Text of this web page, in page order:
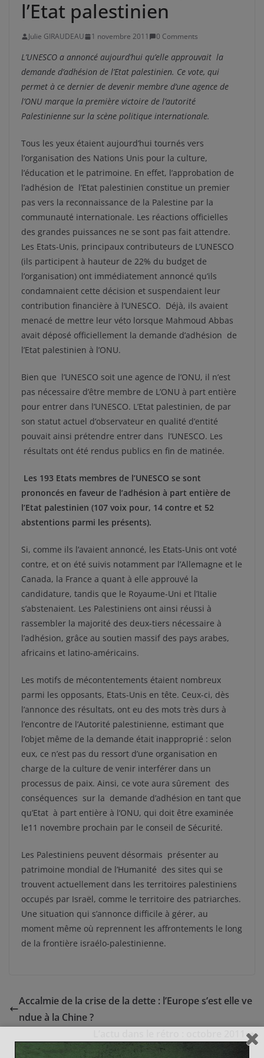
l’Etat palestinien
Julie GIRAUDEAU 1 novembre 2011 0 Comments
L’UNESCO a annoncé aujourd’hui qu’elle approuvait la
demande d’adhésion de l’Etat palestinien. Ce vote, qui
permet à ce dernier de devenir membre d’une agence de
l’ONU marque la première victoire de l’autorité
Palestinienne sur la scène politique internationale.
Tous les yeux étaient aujourd’hui tournés vers
l’organisation des Nations Unis pour la culture,
l’éducation et le patrimoine. En effet, l’approbation de
l’adhésion de l’Etat palestinien constitue un premier
pas vers la reconnaissance de la Palestine par la
communauté internationale. Les réactions officielles
des grandes puissances ne se sont pas fait attendre.
Les Etats-Unis, principaux contributeurs de L’UNESCO
(ils participent à hauteur de 22% du budget de
l’organisation) ont immédiatement annoncé qu’ils
condamnaient cette décision et suspendaient leur
contribution financière à l’UNESCO. Déjà, ils avaient
menacé de mettre leur véto lorsque Mahmoud Abbas
avait déposé officiellement la demande d’adhésion de
l’Etat palestinien à l’ONU.
Bien que l’UNESCO soit une agence de l’ONU, il n’est
pas nécessaire d’être membre de L’ONU à part entière
pour entrer dans l’UNESCO. L’Etat palestinien, de par
son statut actuel d’observateur en qualité d’entité
pouvait ainsi prétendre entrer dans l’UNESCO. Les
résultats ont été rendus publics en fin de matinée.
Les 193 Etats membres de l’UNESCO se sont
prononcés en faveur de l’adhésion à part entière de
l’Etat palestinien (107 voix pour, 14 contre et 52
abstentions parmi les présents).
Si, comme ils l’avaient annoncé, les Etats-Unis ont voté
contre, et on été suivis notamment par l’Allemagne et le
Canada, la France a quant à elle approuvé la
candidature, tandis que le Royaume-Uni et l’Italie
s’abstenaient. Les Palestiniens ont ainsi réussi à
rassembler la majorité des deux-tiers nécessaire à
l’adhésion, grâce au soutien massif des pays arabes,
africains et latino-américains.
Les motifs de mécontentements étaient nombreux
parmi les opposants, Etats-Unis en tête. Ceux-ci, dès
l’annonce des résultats, ont eu des mots très durs à
l’encontre de l’Autorité palestinienne, estimant que
l’objet même de la demande était inapproprié : selon
eux, ce n’est pas du ressort d’une organisation en
charge de la culture de venir interférer dans un
processus de paix. Ainsi, ce vote aura sûrement des
conséquences sur la demande d’adhésion en tant que
qu’Etat à part entière à l’ONU, qui doit être examinée
le11 novembre prochain par le conseil de Sécurité.
Les Palestiniens peuvent désormais présenter au
patrimoine mondial de l’Humanité des sites qui se
trouvent actuellement dans les territoires palestiniens
occupés par Israël, comme le territoire des patriarches.
Une situation qui s’annonce difficile à gérer, au
moment même où reprennent les affrontements le long
de la frontière israélo-palestinienne.
Accalmie de la crise de la dette : l’Europe s’est elle ve
ndue à la Chine ?